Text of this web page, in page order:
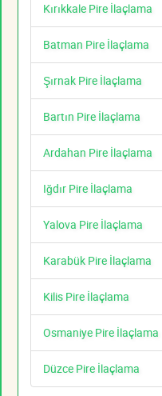
Kırıkkale Pire İlaçlama
Batman Pire İlaçlama
Şırnak Pire İlaçlama
Bartın Pire İlaçlama
Ardahan Pire İlaçlama
Iğdır Pire İlaçlama
Yalova Pire İlaçlama
Karabük Pire İlaçlama
Kilis Pire İlaçlama
Osmaniye Pire İlaçlama
Düzce Pire İlaçlama